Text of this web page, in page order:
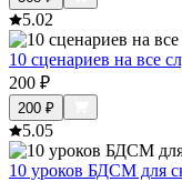
5.02
10 сценариев на все
200 ₽
200 ₽
5.05
10 уроков БДСМ для